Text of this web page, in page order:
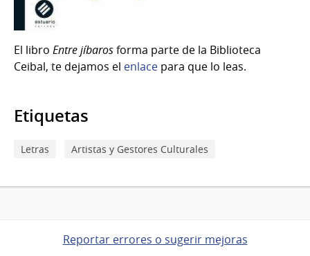
El libro Entre jíbarosforma parte de la Biblioteca
Ceibal, te dejamos el enlace para que lo leas.
Etiquetas
Letras Artistas y Gestores Culturales
Reportar errores o sugerir mejoras